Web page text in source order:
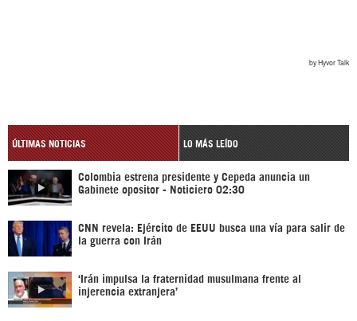
ÚLTIMAS NOTICIAS LO MÁS LEÍDO
Colombia estrena presidente y Cepeda anuncia un
Gabinete opositor - Noticiero 02:30
CNN revela: Ejército de EEUU busca una vía para salir de
la guerra con Irán
‘Irán impulsa la fraternidad musulmana frente al
injerencia extranjera’